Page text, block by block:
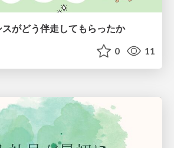
がどう伴走してもらったか
0 11